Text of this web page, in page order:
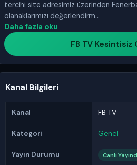
tercihi site adresimiz üzerinden
olanaklarımızı değerlendirm…
Daha fazla oku
FB TV Kesintisiz
Kanal Bilgileri
Kanal FB TV
Kategori Genel
Yayın Durumu Canlı